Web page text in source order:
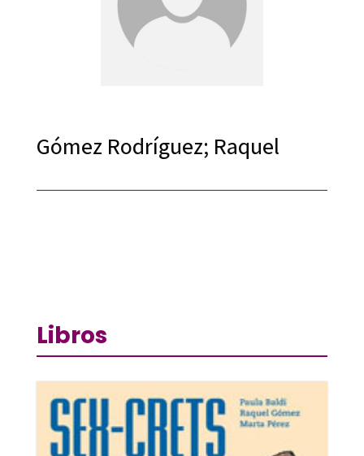
Gómez Rodríguez; Raquel
Libros